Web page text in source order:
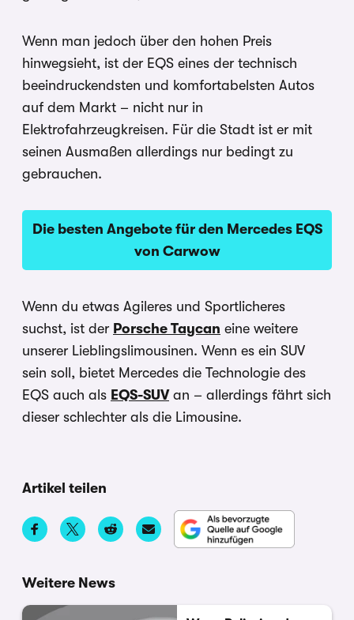
Wenn man jedoch über den hohen Preis
hinwegsieht, ist der EQS eines der technisch
beeindruckendsten und komfortabelsten Autos
auf dem Markt – nicht nur in
Elektrofahrzeugkreisen. Für die Stadt ist er mit
seinen Ausmaßen allerdings nur bedingt zu
gebrauchen.
Die besten Angebote für den Mercedes EQS
von Carwow
Wenn du etwas Agileres und Sportlicheres
suchst, ist der Porsche Taycan eine weitere
unserer Lieblingslimousinen. Wenn es ein SUV
sein soll, bietet Mercedes die Technologie des
EQS auch als EQS-SUVan – allerdings fährt sich
dieser schlechter als die Limousine.
Artikel teilen
Weitere News